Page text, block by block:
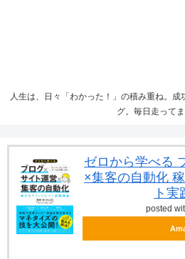
人生は、日々「わかった！」の積み重ね。成
グ。毎日走ってま
ゼロから学べる
×集客の自動化
ト実
posted